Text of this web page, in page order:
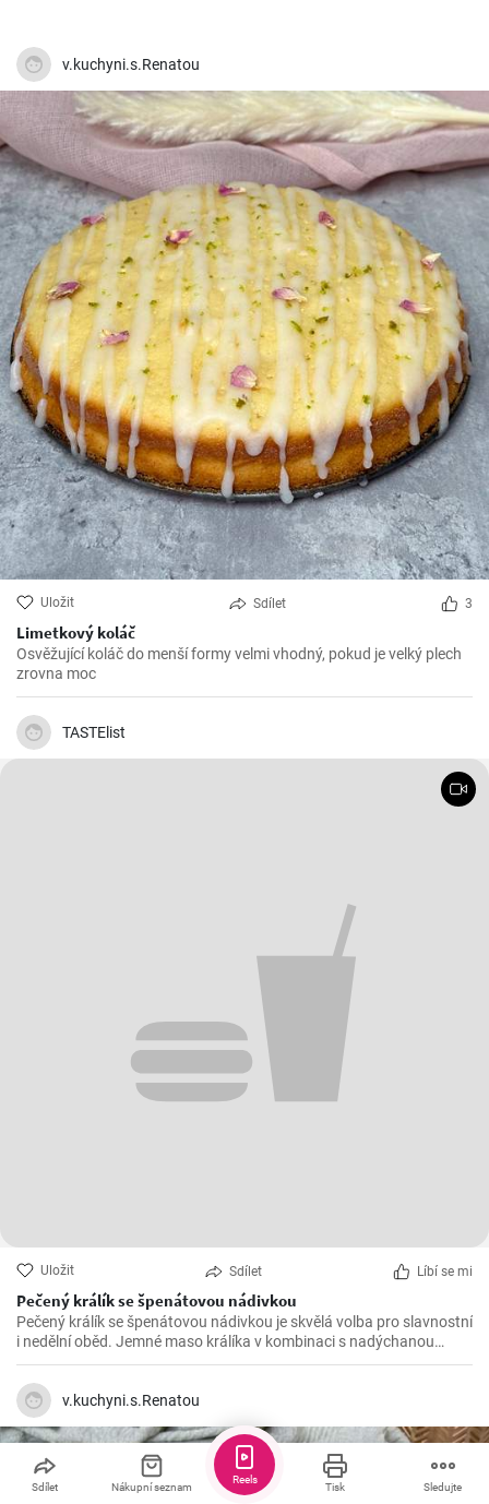
v.kuchyni.s.Renatou
Uložit Sdílet 3
Limetkový koláč
Osvěžující koláč do menší formy velmi vhodný, pokud je velký plech
zrovna moc
TASTElist
Uložit Sdílet Líbí se mi
Pečený králík se špenátovou nádivkou
Pečený králík se špenátovou nádivkou je skvělá volba pro slavnostní
i nedělní oběd. Jemné maso králíka v kombinaci s nadýchanou
špenátovou nádivkou vytváří lahodnou harmonii chutí.
v.kuchyni.s.Renatou
Sdílet Nákupní seznam Tisk Sledujte
Reels